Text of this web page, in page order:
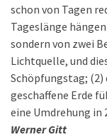
schon von Tagen
Tageslänge
sondern von zwei
Lichtquelle, und
Schöpfungstag; (2)
geschaffene Erde
eine Umdrehung in
Werner Gitt